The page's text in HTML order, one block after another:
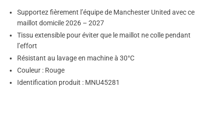
Supportez fièrement l’équipe de Manchester United avec ce
maillot domicile 2026 – 2027
Tissu extensible pour éviter que le maillot ne colle pendant
l’effort
Résistant au lavage en machine à 30°C
Couleur : Rouge
Identification produit : MNU45281